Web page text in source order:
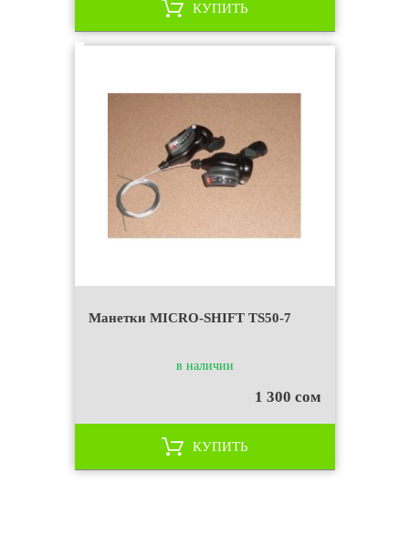
КУПИТЬ
Манетки MICRO-SHIFT TS50-7
в наличии
1 300 сом
КУПИТЬ